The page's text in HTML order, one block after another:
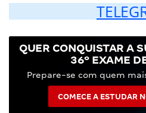
QUER CONQUISTAR A
36º EXAME
Prepare-se com quem
COMECE A ESTUDAR